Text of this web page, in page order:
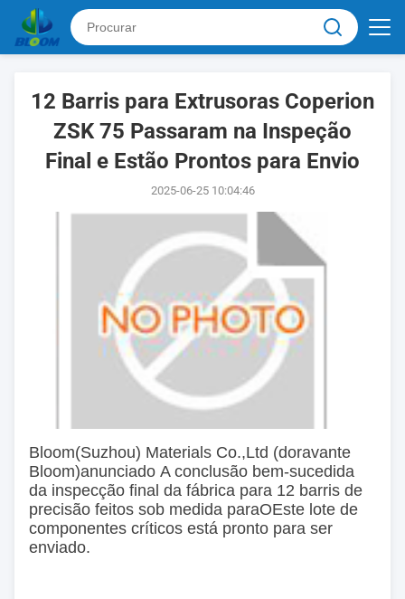
12 Barris para Extrusoras Coperion
ZSK 75 Passaram na Inspeção
Final e Estão Prontos para Envio
2025-06-25 10:04:46
Bloom(Suzhou) Materials Co.,Ltd (doravante
Bloom)anunciado A conclusão bem-sucedida
da inspecção final da fábrica para 12 barris de
precisão feitos sob medida paraOEste lote de
componentes críticos está pronto para ser
enviado.